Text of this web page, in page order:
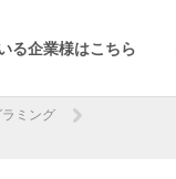
る企業様はこちら
ミング